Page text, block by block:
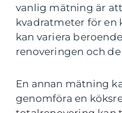
vanlig mätning är
kvadratmeter för en
kan variera
renoveringen och
En annan mätning
genomföra en